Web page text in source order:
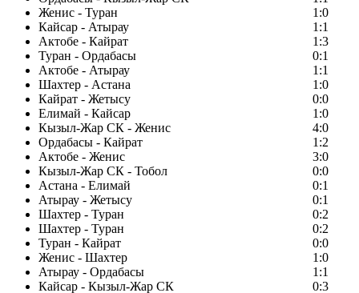
Женис - Туран
1:0
Кайсар - Атырау
1:1
Актобе - Кайрат
1:3
Туран - Ордабасы
0:1
Актобе - Атырау
1:1
Шахтер - Астана
1:0
Кайрат - Жетысу
0:0
Елимай - Кайсар
1:0
Кызыл-Жар СК - Женис
4:0
Ордабасы - Кайрат
1:2
Актобе - Женис
3:0
Кызыл-Жар СК - Тобол
0:0
Астана - Елимай
0:1
Атырау - Жетысу
0:1
Шахтер - Туран
0:2
Шахтер - Туран
0:2
Туран - Кайрат
0:0
Женис - Шахтер
1:0
Атырау - Ордабасы
1:1
Кайсар - Кызыл-Жар СК
0:3